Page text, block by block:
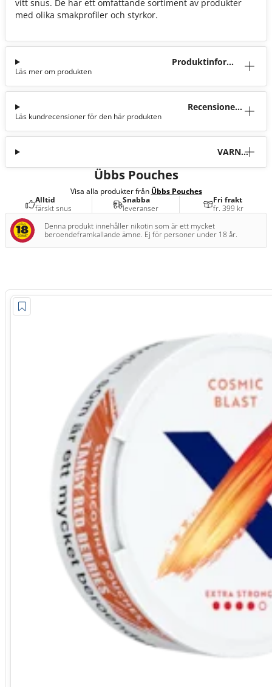
vitt snus. De har ett omfattande sortiment av produkter
med olika smakprofiler och styrkor.
Produktinforma
Läs mer om produkten
Recensioner
Läs kundrecensioner för den här produkten
VARNI
Übbs Pouches
Visa alla produkter från Übbs Pouches
Alltid
färskt snus
Snabba
leveranser
Fri frakt
fr. 399 kr
Denna produkt innehåller nikotin som är ett mycket
beroendeframkallande ämne. Ej för personer under 18 år.